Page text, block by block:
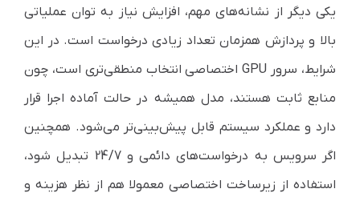
یکی دیگر از نشانه‌های مهم، افزایش نیاز به توان عملیاتی
بالا و پردازش همزمان تعداد زیادی درخواست است. در این
شرایط، سرور GPU اختصاصی انتخاب منطقی‌تری است، چون
منابع ثابت هستند، مدل همیشه در حالت آماده اجرا قرار
دارد و عملکرد سیستم قابل پیش‌بینی‌تر می‌شود. همچنین
اگر سرویس به درخواست‌های دائمی و 24/7 تبدیل شود،
استفاده از زیرساخت اختصاصی معمولا هم از نظر هزینه و